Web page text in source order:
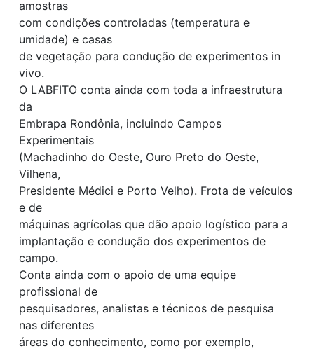
amostras
com condições controladas (temperatura e
umidade) e casas
de vegetação para condução de experimentos in
vivo.
O LABFITO conta ainda com toda a infraestrutura
da
Embrapa Rondônia, incluindo Campos
Experimentais
(Machadinho do Oeste, Ouro Preto do Oeste,
Vilhena,
Presidente Médici e Porto Velho). Frota de veículos
e de
máquinas agrícolas que dão apoio logístico para a
implantação e condução dos experimentos de
campo.
Conta ainda com o apoio de uma equipe
profissional de
pesquisadores, analistas e técnicos de pesquisa
nas diferentes
áreas do conhecimento, como por exemplo,